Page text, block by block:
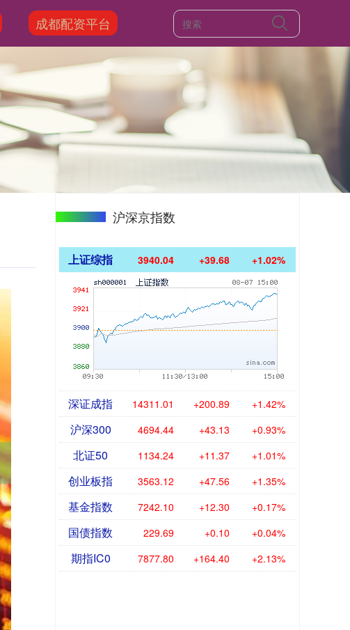
成都配资平台
沪深京指数
上证综指 3940.04 +39.68 +1.02%
深证成指 14311.01 +200.89 +1.42%
沪深300 4694.44 +43.13 +0.93%
北证50 1134.24 +11.37 +1.01%
创业板指 3563.12 +47.56 +1.35%
基金指数 7242.10 +12.30 +0.17%
国债指数 229.69 +0.10 +0.04%
期指IC0 7877.80 +164.40 +2.13%